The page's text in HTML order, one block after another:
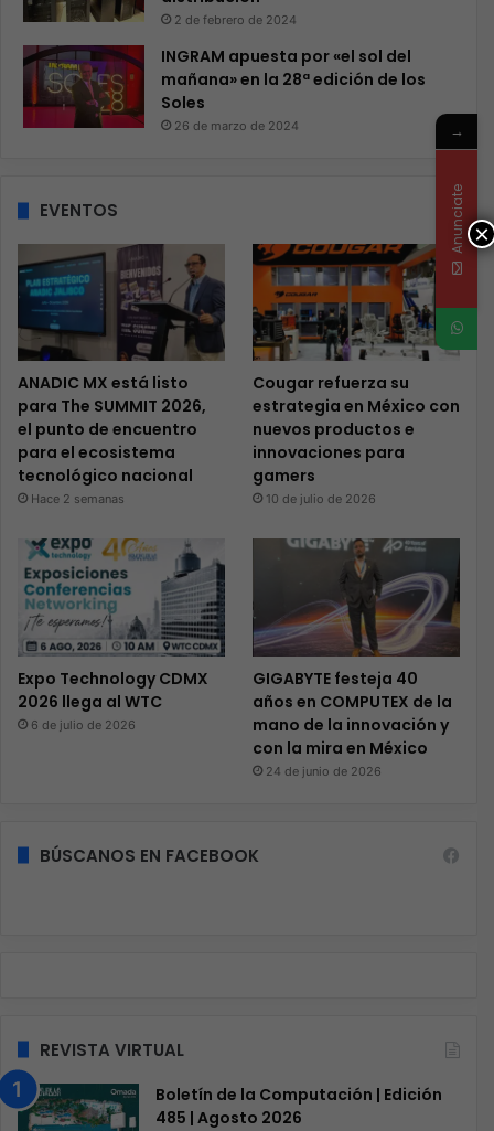
2 de febrero de 2024
INGRAM apuesta por «el sol del
mañana» en la 28ª edición de los
Soles
26 de marzo de 2024
EVENTOS
ANADIC MX está listo
para The SUMMIT 2026,
el punto de encuentro
para el ecosistema
tecnológico nacional
Hace 2 semanas
Cougar refuerza su
estrategia en México con
nuevos productos e
innovaciones para
gamers
10 de julio de 2026
Expo Technology CDMX
2026 llega al WTC
6 de julio de 2026
GIGABYTE festeja 40
años en COMPUTEX de la
mano de la innovación y
con la mira en México
24 de junio de 2026
BÚSCANOS EN FACEBOOK
REVISTA VIRTUAL
Boletín de la Computación | Edición
485 | Agosto 2026
×
→
Anunciate